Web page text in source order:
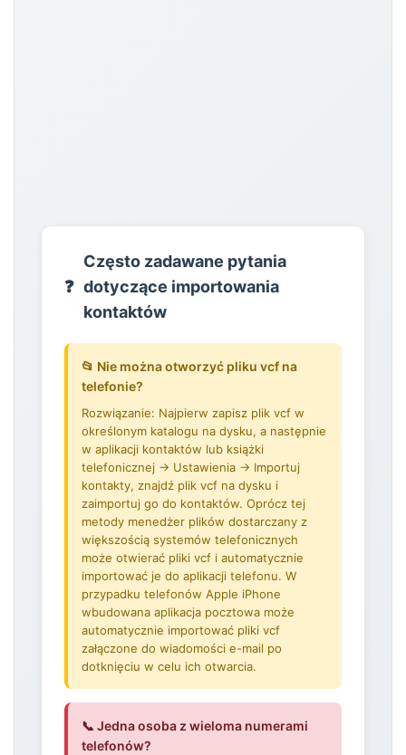
❓
Często zadawane pytania
dotyczące importowania
kontaktów
📂 Nie można otworzyć pliku vcf na
telefonie?
Rozwiązanie: Najpierw zapisz plik vcf w
określonym katalogu na dysku, a następnie
w aplikacji kontaktów lub książki
telefonicznej → Ustawienia → Importuj
kontakty, znajdź plik vcf na dysku i
zaimportuj go do kontaktów. Oprócz tej
metody menedżer plików dostarczany z
większością systemów telefonicznych
może otwierać pliki vcf i automatycznie
importować je do aplikacji telefonu. W
przypadku telefonów Apple iPhone
wbudowana aplikacja pocztowa może
automatycznie importować pliki vcf
załączone do wiadomości e-mail po
dotknięciu w celu ich otwarcia.
📞 Jedna osoba z wieloma numerami
telefonów?